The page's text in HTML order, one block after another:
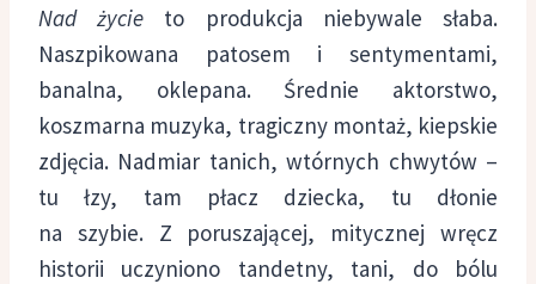
Nad życie to produkcja niebywale słaba.
Naszpikowana patosem i sentymentami,
banalna, oklepana. Średnie aktorstwo,
koszmarna muzyka, tragiczny montaż, kiepskie
zdjęcia. Nadmiar tanich, wtórnych chwytów –
tu łzy, tam płacz dziecka, tu dłonie
na szybie. Z poruszającej, mitycznej wręcz
historii uczyniono tandetny, tani, do bólu